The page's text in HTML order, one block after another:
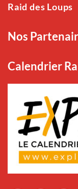
Raid des Loups
Nos
Calendrier